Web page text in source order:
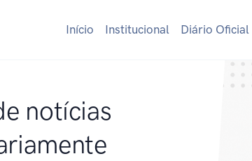
Início Institucional Diário Oficial
notícias